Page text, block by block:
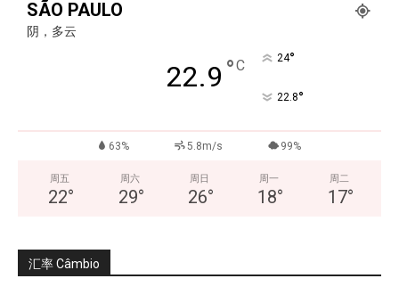
SÃO PAULO
阴，多云
22.9 °C 24°
22.8°
63% 5.8m/s 99%
周五
22°
周六
29°
周日
26°
周一
18°
周二
17°
汇率 Câmbio